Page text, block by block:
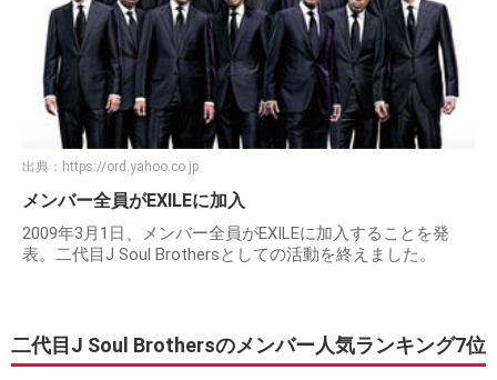
出典： https://ord.yahoo.co.jp
メンバー全員がEXILEに加入
2009年3月1日、メンバー全員がEXILEに加入することを発
表。二代目J Soul Brothersとしての活動を終えました。
二代目J Soul Brothersのメンバー人気ランキング7位